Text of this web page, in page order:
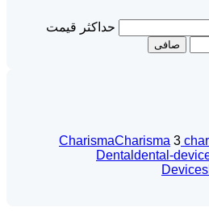
حداكثر قيمت
صافی
CharismaCharisma 3
Dental
Devices